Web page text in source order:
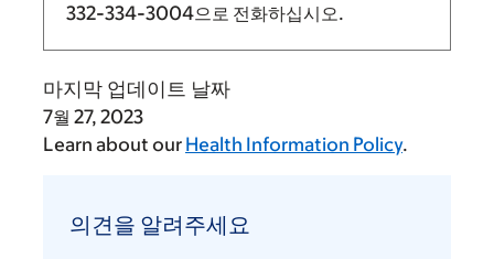
332-334-3004으로 전화하십시오.
마지막 업데이트 날짜
7월 27, 2023
Learn about our Health Information Policy.
견
의견을 알려주세요